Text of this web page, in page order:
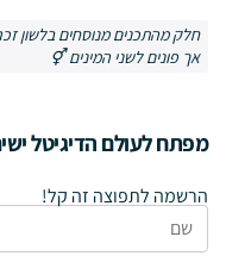
חלק מהתכנים מנוסחים בלשון זכר
אך פונים לשני המינים ⚥
מפתח לעולם הדיגיטל
הרשמה לתפוצה זה קל!